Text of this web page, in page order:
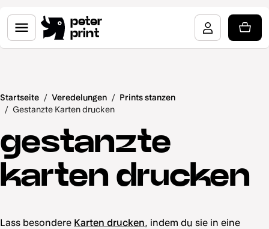
peter
print
Startseite / Veredelungen / Prints stanzen
/ Gestanzte Karten drucken
gestanzte
karten drucken
Lass besondere Karten drucken, indem du sie in eine